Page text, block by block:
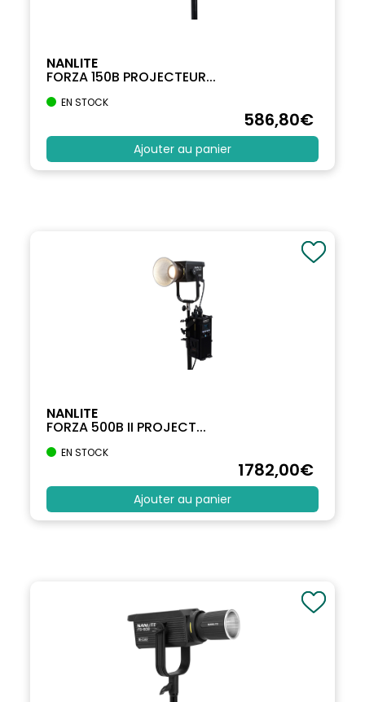
NANLITE
FORZA 150B PROJECTEUR...
EN STOCK
586,80€
Ajouter au panier
NANLITE
FORZA 500B II PROJECT...
EN STOCK
1782,00€
Ajouter au panier